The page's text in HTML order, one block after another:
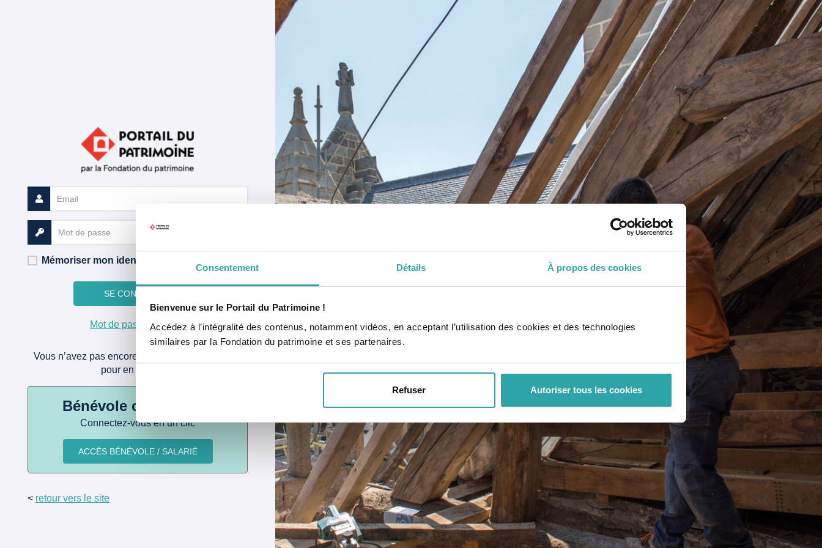
Consentement Détails À propos des cookies
Bienvenue sur le Portail du Patrimoine !
Accédez à l’intégralité des contenus, notamment vidéos, en acceptant l’utilisation des cookies et des technologies
similaires par la Fondation du patrimoine et ses partenaires.
Refuser Autoriser tous les cookies
Mémoriser mon identifiant
Mot de passe oublié ?
Vous n’avez pas encore de compte ?
pour en créer un.
Bénévole ou salarié ?
Connectez-vous en un clic
< retour vers le site